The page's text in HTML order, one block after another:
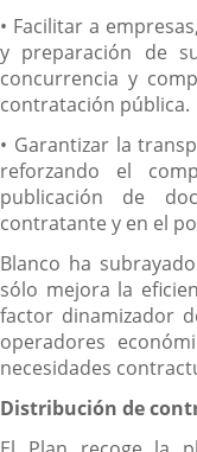
• Facilitar a
y preparación de
concurrencia y
contratación pública.
• Garantizar la
reforzando el
publicación de
contratante y en el
Blanco ha
sólo mejora la
factor dinamizador
operadores
necesidades
Distribución de